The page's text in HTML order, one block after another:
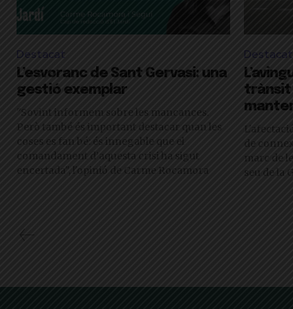
Destacat
L’esvoranc de Sant Gervasi: una
gestió exemplar
"Sovint informem sobre les mancances.
Però també és important destacar quan les
coses es fan bé: és innegable que el
comandament d’aquesta crisi ha sigut
encertada", l'opinió de Carme Rocamora
Destacat
trànsit
de
marc de
seu de la